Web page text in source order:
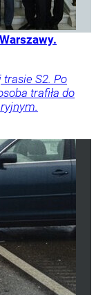
S2. Po
trafiła do